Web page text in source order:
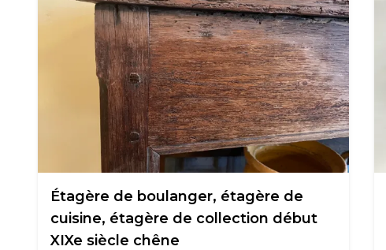
Étagère de boulanger, étagère de
cuisine, étagère de collection début
XIXe siècle chêne